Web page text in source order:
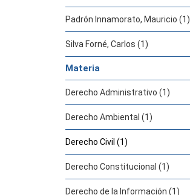
Padrón Innamorato, Mauricio (1)
Silva Forné, Carlos (1)
Materia
Derecho Administrativo (1)
Derecho Ambiental (1)
Derecho Civil (1)
Derecho Constitucional (1)
Derecho de la Información (1)